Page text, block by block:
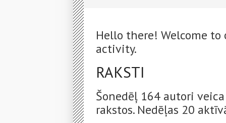
Hello there! Welcome
activity.
RAKSTI
Šonedēļ 164 autori
rakstos. Nedēļas 20